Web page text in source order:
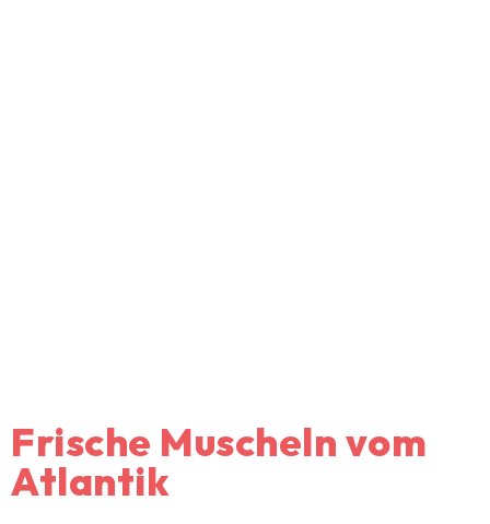
Frische Muscheln vom
Atlantik